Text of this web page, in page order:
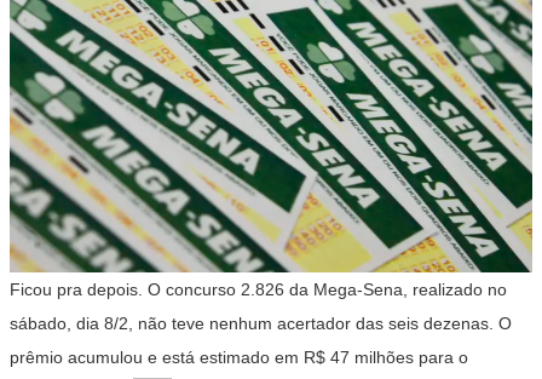
Ficou pra depois. O concurso 2.826 da Mega-Sena, realizado no
sábado, dia 8/2, não teve nenhum acertador das seis dezenas. O
prêmio acumulou e está estimado em R$ 47 milhões para o